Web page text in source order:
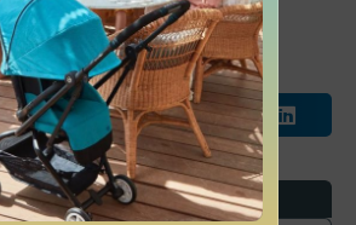
y duradero bañera +
tubo desagüe
producto
Opiniones